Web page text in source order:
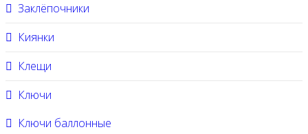
Заклёпочники
Киянки
Клещи
Ключи
Ключи баллонные